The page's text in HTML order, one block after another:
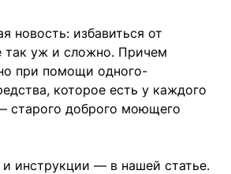
новость: избавиться от
так уж и сложно. Причем
при помощи одного-
которое есть у каждого
старого доброго моющего
инструкции — в нашей статье.